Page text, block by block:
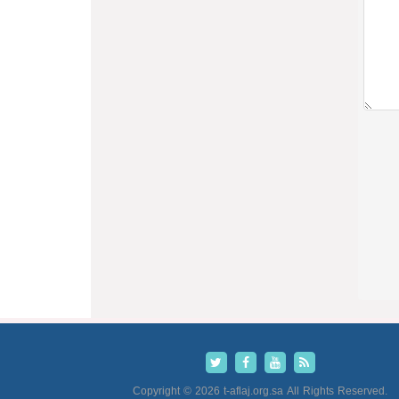
Copyright © 2026 t-aflaj.org.sa All Rights Reserved.